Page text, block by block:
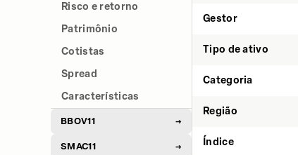
Risco e retorno
Patrimônio
Cotistas
Spread
Características
BBOV11 →
SMAC11 →
Gestor
Tipo de ativo
Categoria
Região
Índice